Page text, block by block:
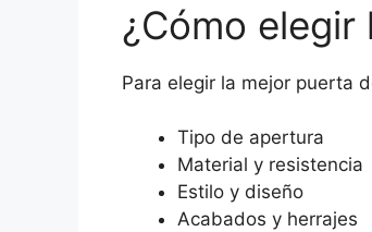
¿Cómo
Para elegir la mejor puerta
Tipo de apertura
Material y resistencia
Estilo y diseño
Acabados y herrajes